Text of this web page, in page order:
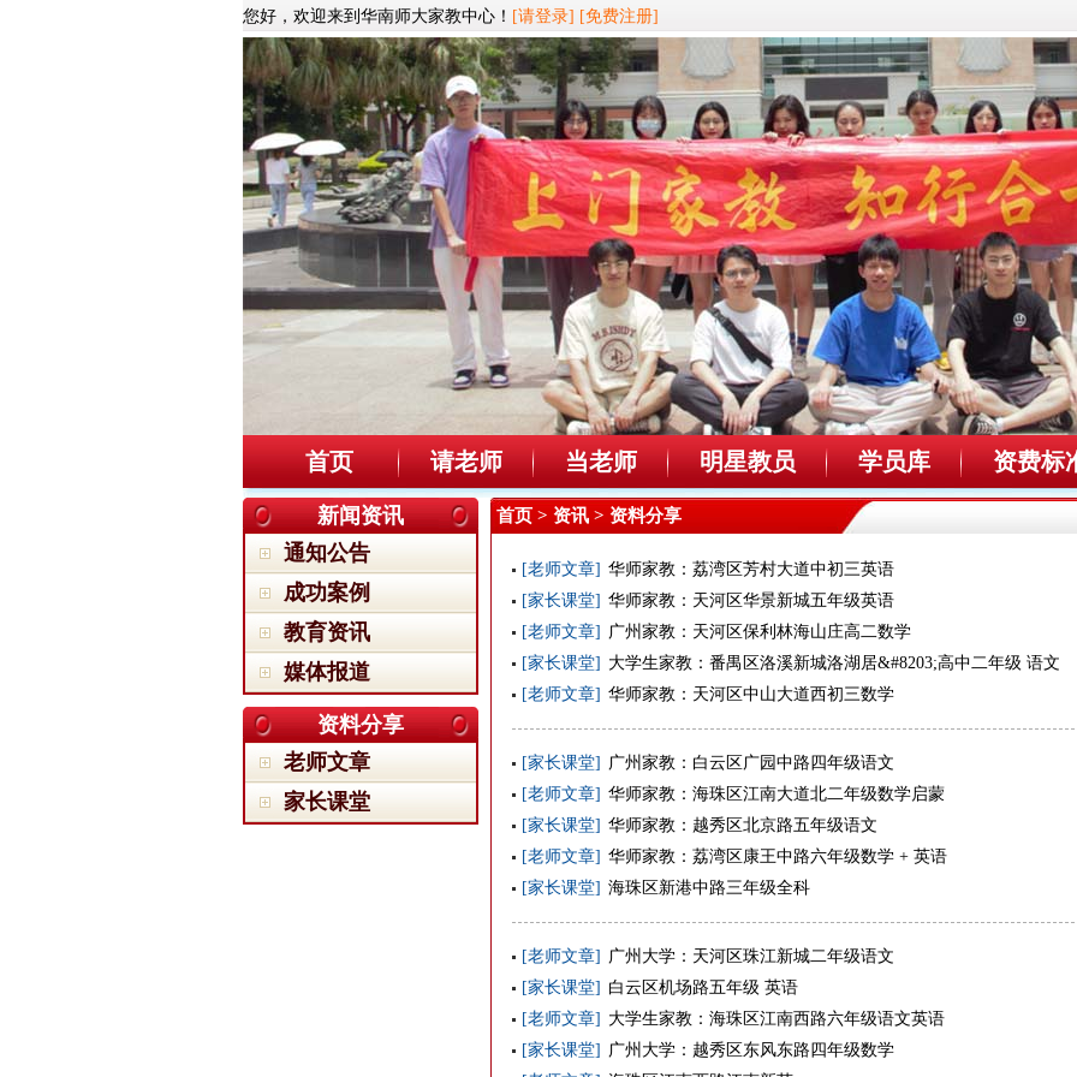
您好，欢迎来到华南师大家教中心！ [请登录] [免费注册]
首页 请老师 当老师 明星教员 学员库 资费标
新闻资讯
通知公告
成功案例
教育资讯
媒体报道
资料分享
老师文章
家长课堂
首页 > 资讯 > 资料分享
[老师文章] 华师家教：荔湾区芳村大道中初三英语
[家长课堂] 华师家教：天河区华景新城五年级英语
[老师文章] 广州家教：天河区保利林海山庄高二数学
[家长课堂] 大学生家教：番禺区洛溪新城洛湖居&#8203;高中二年级 语文
[老师文章] 华师家教：天河区中山大道西初三数学
[家长课堂] 广州家教：白云区广园中路四年级语文
[老师文章] 华师家教：海珠区江南大道北二年级数学启蒙
[家长课堂] 华师家教：越秀区北京路五年级语文
[老师文章] 华师家教：荔湾区康王中路六年级数学 + 英语
[家长课堂] 海珠区新港中路三年级全科
[老师文章] 广州大学：天河区珠江新城二年级语文
[家长课堂] 白云区机场路五年级 英语
[老师文章] 大学生家教：海珠区江南西路六年级语文英语
[家长课堂] 广州大学：越秀区东风东路四年级数学